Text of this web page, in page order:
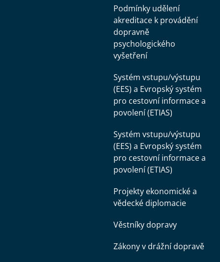
Podmínky udělení
akreditace k provádění
dopravně
psychologického
vyšetření
Systém vstupu/výstupu
(EES) a Evropský systém
pro cestovní informace a
povolení (ETIAS)
Systém vstupu/výstupu
(EES) a Evropský systém
pro cestovní informace a
povolení (ETIAS)
Projekty ekonomické a
vědecké diplomacie
Věstníky dopravy
Zákony v drážní dopravě